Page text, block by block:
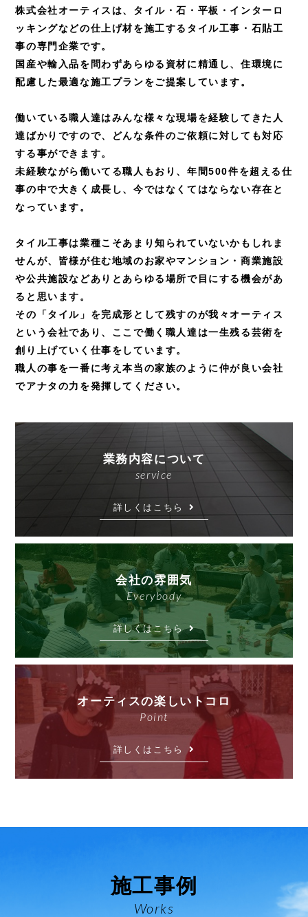
株式会社オーティスは、タイル・石・平板・インターロ
ッキングなどの仕上げ材を施工するタイル工事・石貼工
事の専門企業です。
国産や輸入品を問わずあらゆる資材に精通し、住環境に
配慮した最適な施工プランをご提案しています。
働いている職人達はみんな様々な現場を経験してきた人
達ばかりですので、
どんな条件のご依頼に対しても対応
する事ができます。
未経験ながら働いてる職人もおり、年間500件を超える仕
事の中で大きく成長し、今ではなくてはならない存在と
なっています。
タイル工事は業種こそあまり知られていないかもしれま
せんが、皆様が住む地域のお家やマンション・商業施設
や公共施設などありとあらゆる場所で目にする機会があ
ると思います。
その「タイル」を完成形として残すのが我々オーティス
という会社であり、 ここで働く職人達は一生残る芸術を
創り上げていく仕事をしています。
職人の事を一番に考え本当の家族のように仲が良い会社
でアナタの力を発揮してください。
業務内容について
service
詳しくはこちら
会社の雰囲気
Everybody
詳しくはこちら
オーティスの楽しいトコロ
Point
詳しくはこちら
施工事例
Works